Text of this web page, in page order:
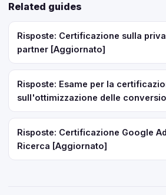
Related guides
Risposte: Certificazione sulla
partner [Aggiornato]
Risposte: Esame per la
sull'ottimizzazione delle
Risposte: Certificazione Google
Ricerca [Aggiornato]